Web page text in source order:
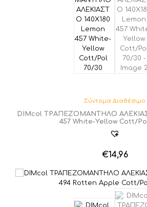
Σύντομα Διαθέσιμο
DIMcol ΤΡΑΠΕΖΟΜΑΝΤΗΛΟ
457 White-Yellow Cott/
€14,96